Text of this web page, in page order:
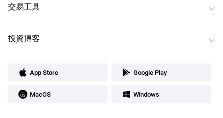
交易工具
投資博客
App Store Google Play
MacOS Windows